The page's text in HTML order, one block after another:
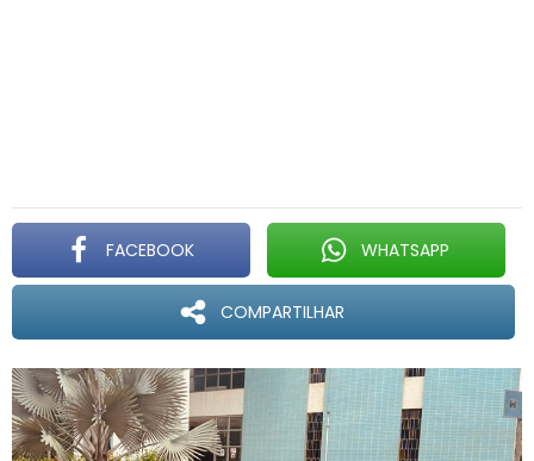
FACEBOOK WHATSAPP
COMPARTILHAR